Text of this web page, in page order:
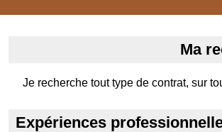
Ma
Je recherche tout type de contrat, sur
Expériences